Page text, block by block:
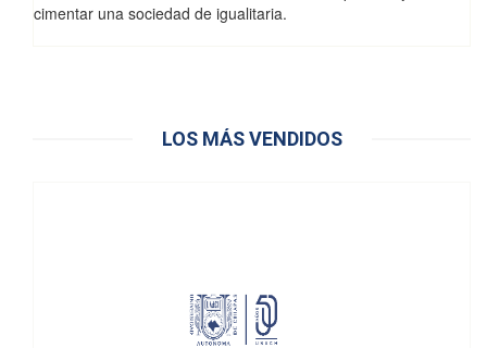
cimentar una sociedad de igualitaria.
LOS MÁS VENDIDOS